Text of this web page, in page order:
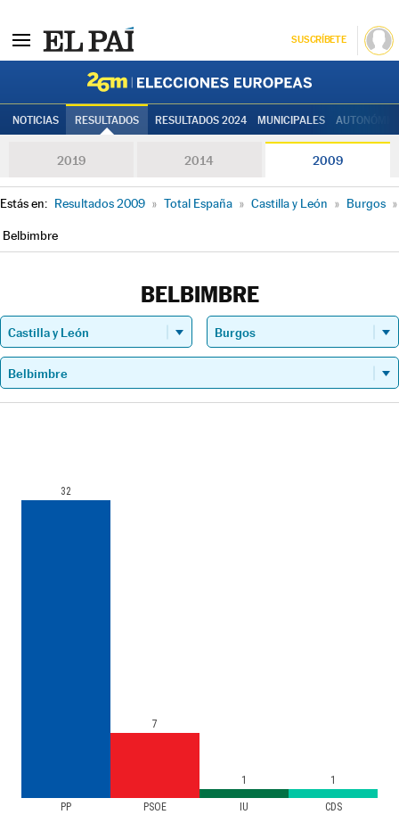
SUSCRÍBETE
NOTICIAS RESULTADOS RESULTADOS 2024 MUNICIPALES
2019 2014 2009
Estás en: Resultados 2009 » Total España » Castilla y León » Burgos »
Belbimbre
BELBIMBRE
PP PSOE IU CDS
32
7
1 1